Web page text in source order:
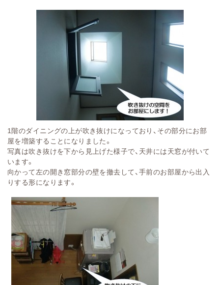
1階のダイニングの上が吹き抜けになっており、その部分にお部
屋を増築することになりました。
写真は吹き抜けを下から見上げた様子で、天井には天窓が付いて
います。
向かって左の開き窓部分の壁を撤去して、手前のお部屋から出入
りする形になります。